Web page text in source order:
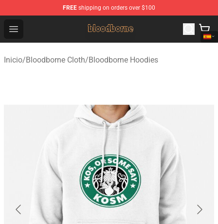
FREE shipping on orders over $100
Open menu
Bloodborne Shop - Official Bloodborne Merchandise
Inicio/Bloodborne Cloth/Bloodborne Hoodies